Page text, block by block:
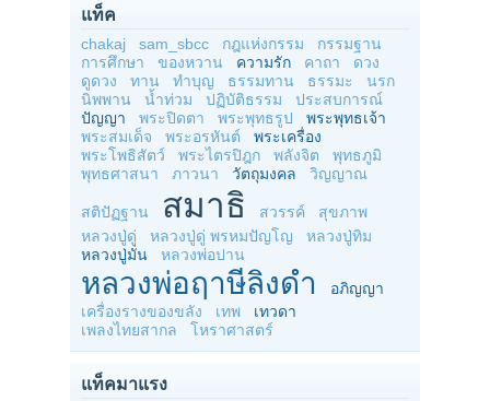
แท็ค
chakaj sam_sbcc กฎแห่งกรรม
กรรมฐาน
การศึกษา
ของหวาน ความรัก คาถา
ดวง
ดูดวง
ทาน ทำบุญ ธรรมทาน ธรรมะ
นรก
นิพพาน
น้ำท่วม ปฏิบัติธรรม
ประสบการณ์
ปัญญา
พระปิดตา พระพุทธรูป
พระพุทธเจ้า
พระสมเด็จ
พระอรหันต์
พระเครื่อง
พระโพธิสัตว์
พระไตรปิฎก พลังจิต
พุทธภูมิ
พุทธศาสนา
ภาวนา วัตถุมงคล วิญญาณ
สติปัฏฐาน สมาธิ สวรรค์
สุขภาพ
หลวงปู่ดู่
หลวงปู่ดู่ พรหมปัญโญ
หลวงปู่ทิม
หลวงปู่มั่น
หลวงพ่อปาน
หลวงพ่อฤาษีลิงดำ
อภิญญา
เครื่องรางของขลัง
เทพ
เทวดา
เพลงไทยสากล
โหราศาสตร์
แท็คมาแรง